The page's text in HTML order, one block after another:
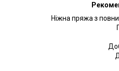
Ніжна пряжа з